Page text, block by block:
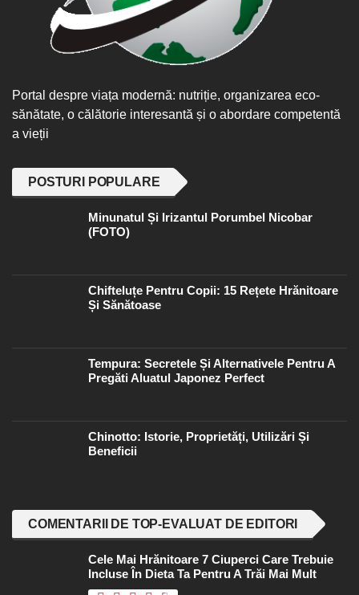
Portal despre viața modernă: nutriție, organizarea eco-
sănătate, o călătorie interesantă și o abordare competentă
a vieții
POSTURI POPULARE
Minunatul Și Irizantul Porumbel Nicobar
(FOTO)
Chifteluțe Pentru Copii: 15 Rețete Hrănitoare
Și Sănătoase
Tempura: Secretele Și Alternativele Pentru A
Pregăti Aluatul Japonez Perfect
Chinotto: Istorie, Proprietăți, Utilizări Și
Beneficii
COMENTARII DE TOP-EVALUAT DE EDITORI
Cele Mai Hrănitoare 7 Ciuperci Care Trebuie
Incluse În Dieta Ta Pentru A Trăi Mai Mult